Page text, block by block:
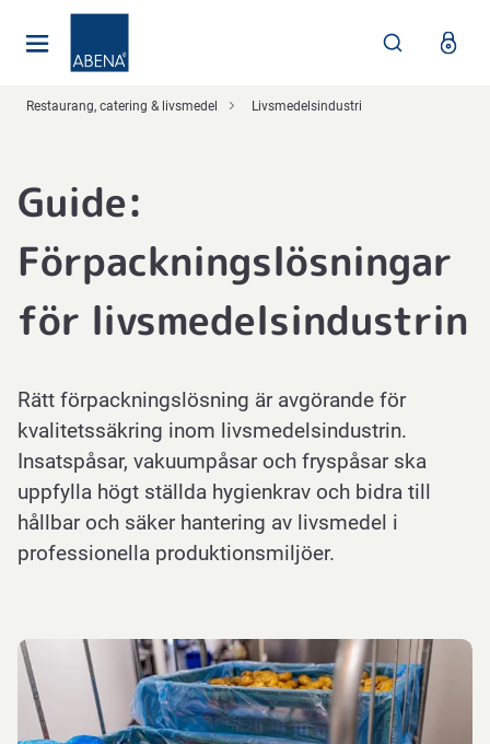
Restaurang, catering & livsmedel Livsmedelsindustri
Guide:
Förpackningslösningar
för livsmedelsindustrin
Rätt förpackningslösning är avgörande för
kvalitetssäkring inom livsmedelsindustrin.
Insatspåsar, vakuumpåsar och fryspåsar ska
uppfylla högt ställda hygienkrav och bidra till
hållbar och säker hantering av livsmedel i
professionella produktionsmiljöer.